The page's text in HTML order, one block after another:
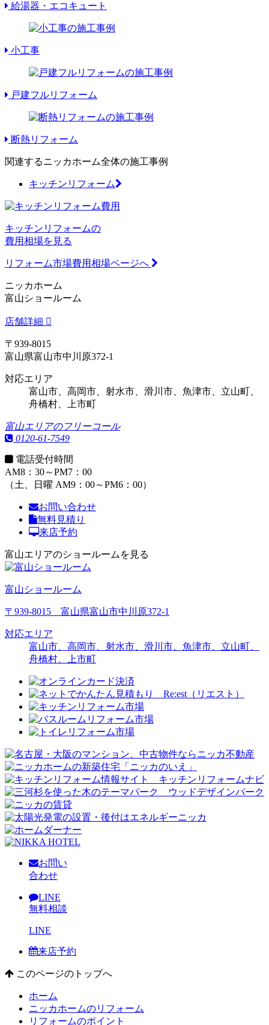
給湯器・エコキュート
小工事
戸建フルリフォーム
断熱リフォーム
関連するニッカホーム全体の施工事例
キッチンリフォーム
キッチンリフォームの
費用相場を見る
リフォーム市場費用相場ページへ
ニッカホーム
富山ショールーム
店舗詳細
〒939-8015
富山県富山市中川原372-1
対応エリア
富山市、高岡市、射水市、滑川市、魚津市、立山町、
舟橋村、上市町
富山エリアのフリーコール
0120-61-7549
電話受付時間
AM8：30～PM7：00
（土、日曜 AM9：00～PM6：00）
お問い合わせ
無料見積り
来店予約
富山エリアのショールームを見る
富山ショールーム
〒939-8015 富山県富山市中川原372-1
対応エリア
富山市、高岡市、射水市、滑川市、魚津市、立山町、
舟橋村、上市町
お問い
合わせ
LINE
無料相談
LINE
来店予約
このページのトップへ
ホーム
ニッカホームのリフォーム
リフォームのポイント